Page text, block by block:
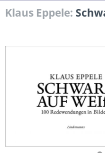
Klaus Eppele: